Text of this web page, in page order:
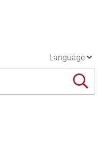
Language